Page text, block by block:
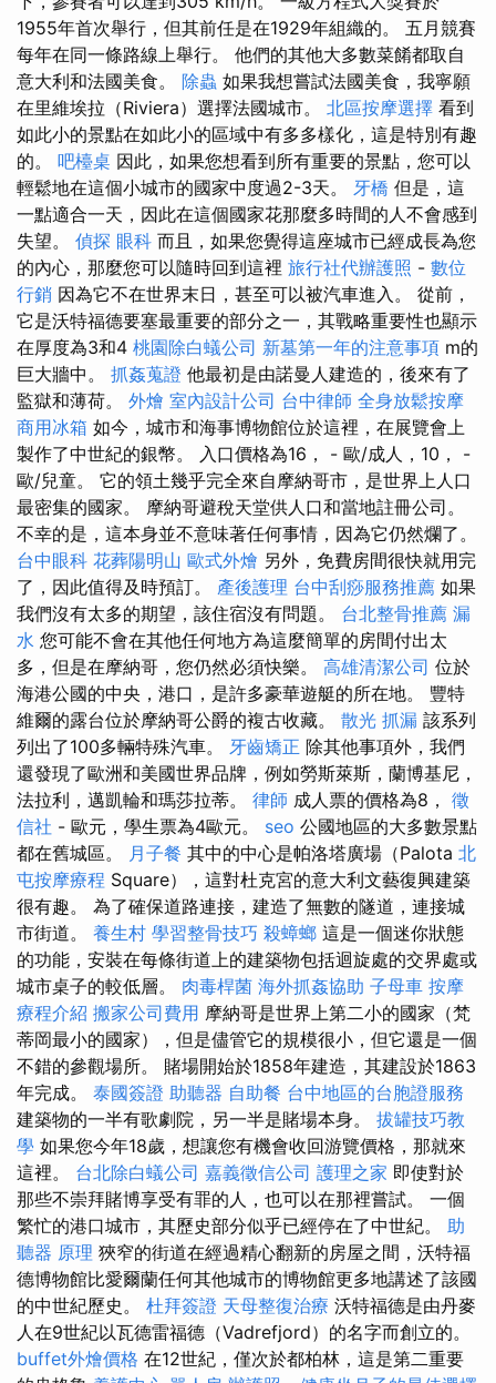
1955年首次舉行，但其前任是在1929年組織的。 五月競賽
每年在同一條路線上舉行。 他們的其他大多數菜餚都取自
意大利和法國美食。 除蟲 如果我想嘗試法國美食，我寧願
在里維埃拉（Riviera）選擇法國城市。 北區按摩選擇 看到
如此小的景點在如此小的區域中有多多樣化，這是特別有趣
的。 吧檯桌 因此，如果您想看到所有重要的景點，您可以
輕鬆地在這個小城市的國家中度過2-3天。 牙橋 但是，這
一點適合一天，因此在這個國家花那麼多時間的人不會感到
失望。 偵探 眼科 而且，如果您覺得這座城市已經成長為您
的內心，那麼您可以隨時回到這裡 旅行社代辦護照 - 數位
行銷 因為它不在世界末日，甚至可以被汽車進入。 從前，
它是沃特福德要塞最重要的部分之一，其戰略重要性也顯示
在厚度為3和4 桃園除白蟻公司 新墓第一年的注意事項 m的
巨大牆中。 抓姦蒐證 他最初是由諾曼人建造的，後來有了
監獄和薄荷。 外燴 室內設計公司 台中律師 全身放鬆按摩
商用冰箱 如今，城市和海事博物館位於這裡，在展覽會上
製作了中世紀的銀幣。 入口價格為16， - 歐/成人，10， -
歐/兒童。 它的領土幾乎完全來自摩納哥市，是世界上人口
最密集的國家。 摩納哥避稅天堂供人口和當地註冊公司。
不幸的是，這本身並不意味著任何事情，因為它仍然爛了。
台中眼科 花葬陽明山 歐式外燴 另外，免費房間很快就用完
了，因此值得及時預訂。 產後護理 台中刮痧服務推薦 如果
我們沒有太多的期望，該住宿沒有問題。 台北整骨推薦 漏
水 您可能不會在其他任何地方為這麼簡單的房間付出太
多，但是在摩納哥，您仍然必須快樂。 高雄清潔公司 位於
海港公國的中央，港口，是許多豪華遊艇的所在地。 豐特
維爾的露台位於摩納哥公爵的複古收藏。 散光 抓漏 該系列
列出了100多輛特殊汽車。 牙齒矯正 除其他事項外，我們
還發現了歐洲和美國世界品牌，例如勞斯萊斯，蘭博基尼，
法拉利，邁凱輪和瑪莎拉蒂。 律師 成人票的價格為8， 徵
信社 - 歐元，學生票為4歐元。 seo 公國地區的大多數景點
都在舊城區。 月子餐 其中的中心是帕洛塔廣場（Palota 北
屯按摩療程 Square），這對杜克宮的意大利文藝復興建築
很有趣。 為了確保道路連接，建造了無數的隧道，連接城
市街道。 養生村 學習整骨技巧 殺蟑螂 這是一個迷你狀態
的功能，安裝在每條街道上的建築物包括迴旋處的交界處或
城市桌子的較低層。 肉毒桿菌 海外抓姦協助 子母車 按摩
療程介紹 搬家公司費用 摩納哥是世界上第二小的國家（梵
蒂岡最小的國家），但是儘管它的規模很小，但它還是一個
不錯的參觀場所。 賭場開始於1858年建造，其建設於1863
年完成。 泰國簽證 助聽器 自助餐 台中地區的台胞證服務
建築物的一半有歌劇院，另一半是賭場本身。 拔罐技巧教
學 如果您今年18歲，想讓您有機會收回游覽價格，那就來
這裡。 台北除白蟻公司 嘉義徵信公司 護理之家 即使對於
那些不崇拜賭博享受有罪的人，也可以在那裡嘗試。 一個
繁忙的港口城市，其歷史部分似乎已經停在了中世紀。 助
聽器 原理 狹窄的街道在經過精心翻新的房屋之間，沃特福
德博物館比愛爾蘭任何其他城市的博物館更多地講述了該國
的中世紀歷史。 杜拜簽證 天母整復治療 沃特福德是由丹麥
人在9世紀以瓦德雷福德（Vadrefjord）的名字而創立的。
buffet外燴價格 在12世紀，僅次於都柏林，這是第二重要